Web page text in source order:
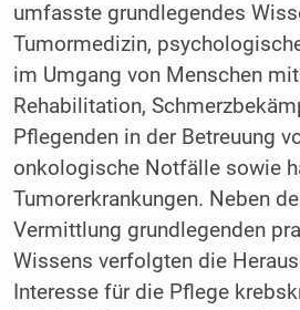
umfasste grundlegendes
Tumormedizin,
im Umgang von Menschen
Rehabilitation,
Pflegenden in der Betreuung
onkologische Notfälle sowie
Tumorerkrankungen. Neben
Vermittlung grundlegenden
Wissens verfolgten die
Interesse für die Pflege